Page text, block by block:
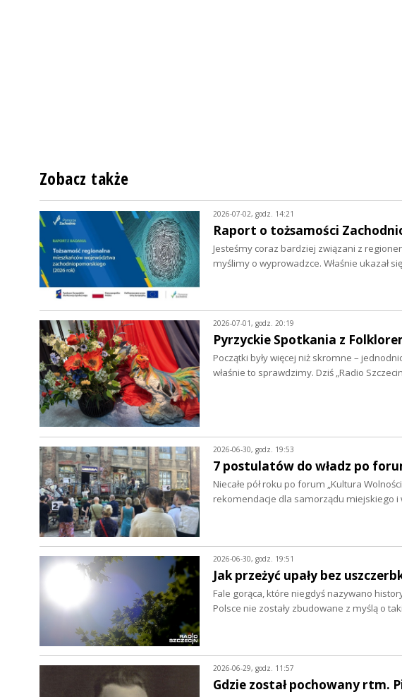
Zobacz także
2026-07-02, godz. 14:21
Raport o tożsamości
Jesteśmy coraz bardziej związani z
myślimy o wyprowadzce. Właśnie ukazał
2026-07-01, godz. 20:19
Pyrzyckie Spotkania z
Początki były więcej niż skromne –
właśnie to sprawdzimy. Dziś „Radio
2026-06-30, godz. 19:53
7 postulatów do władz po
Niecałe pół roku po forum „Kultura
rekomendacje dla samorządu miejskiego
2026-06-30, godz. 19:51
Jak przeżyć upały bez
Fale gorąca, które niegdyś nazywano
Polsce nie zostały zbudowane z myślą o
2026-06-29, godz. 11:57
Gdzie został pochowany rtm.